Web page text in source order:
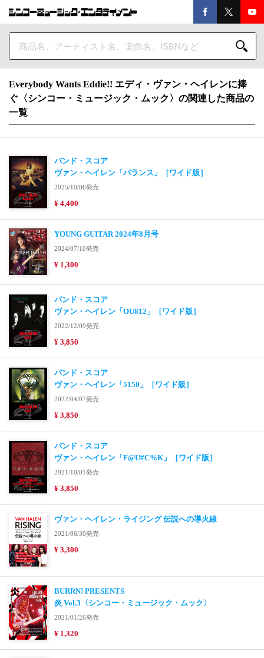
Everybody Wants Eddie!! エディ・ヴァン・ヘイレンに捧
ぐ〈シンコー・ミュージック・ムック〉の関連した商品の
一覧
バンド・スコア
ヴァン・ヘイレン「バランス」［ワイド版］
2025/10/06発売
¥ 4,400
YOUNG GUITAR 2024年8月号
2024/07/10発売
¥ 1,300
バンド・スコア
ヴァン・ヘイレン「OU812」［ワイド版］
2022/12/09発売
¥ 3,850
バンド・スコア
ヴァン・ヘイレン「5150」［ワイド版］
2022/04/07発売
¥ 3,850
バンド・スコア
ヴァン・ヘイレン「F@U#C%K」［ワイド版］
2021/10/01発売
¥ 3,850
ヴァン・ヘイレン・ライジング 伝説への導火線
2021/06/30発売
¥ 3,300
BURRN! PRESENTS
炎 Vol.3〈シンコー・ミュージック・ムック〉
2021/01/26発売
¥ 1,320